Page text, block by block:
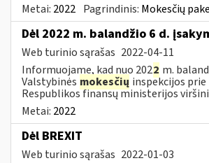
Metai: 2022 Pagrindinis: Mokesčių
Dėl 2022 m. balandžio 6 d.
Web turinio sąrašas 2022-04-11
Informuojame, kad nuo 2022 m.
Valstybinės mokesčių inspekcijos prie
Respublikos finansų ministerijos
Metai: 2022
Dėl BREXIT
Web turinio sąrašas 2022-01-03